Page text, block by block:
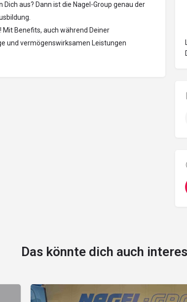
aus? Dann ist die Nagel-Group genau der
Mit Benefits, auch während Deiner
und vermögenswirksamen Leistungen
Das könnte dich auch